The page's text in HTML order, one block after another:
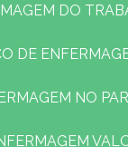
DO
DE
NO